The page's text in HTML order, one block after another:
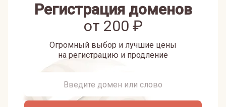
Регистрация доменов
от 200 ₽
Огромный выбор и лучшие цены
на регистрацию и продление